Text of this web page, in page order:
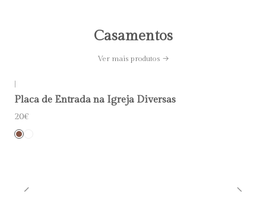
Casamentos
Ver mais produtos
Placa de Entrada na Igreja Diversas
20€